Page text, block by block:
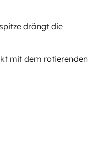
drängt die
mit dem rotierenden